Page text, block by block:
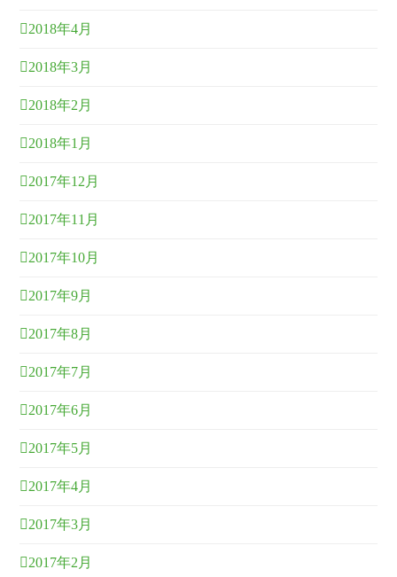
2018年4月
2018年3月
2018年2月
2018年1月
2017年12月
2017年11月
2017年10月
2017年9月
2017年8月
2017年7月
2017年6月
2017年5月
2017年4月
2017年3月
2017年2月